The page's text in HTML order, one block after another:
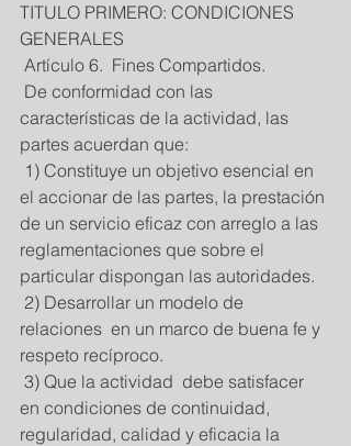
TITULO PRIMERO: CONDICIONES
GENERALES
Artículo 6.  Fines Compartidos.
características de la actividad, las
partes acuerdan que:
el accionar de las partes, la prestación
de un servicio eficaz con arreglo a las
reglamentaciones que sobre el
particular dispongan las autoridades.
relaciones  en un marco de buena fe y
respeto recíproco.
en condiciones de continuidad,
regularidad, calidad y eficacia la